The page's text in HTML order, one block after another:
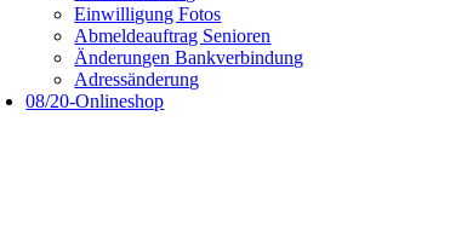
Einwilligung Fotos
Abmeldeauftrag Senioren
Änderungen Bankverbindung
Adressänderung
08/20-Onlineshop